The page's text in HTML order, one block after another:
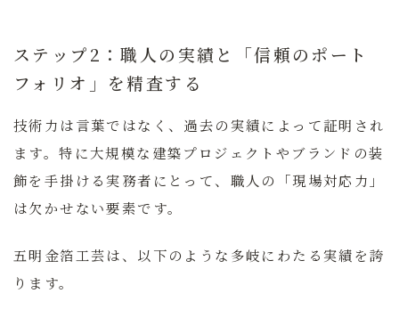
ステップ2：職人の実績と「信頼のポート
フォリオ」を精査する
技術力は言葉ではなく、過去の実績によって証明され
ます。特に大規模な建築プロジェクトやブランドの装
飾を手掛ける実務者にとって、職人の「現場対応力」
は欠かせない要素です。
五明金箔工芸は、以下のような多岐にわたる実績を誇
ります。